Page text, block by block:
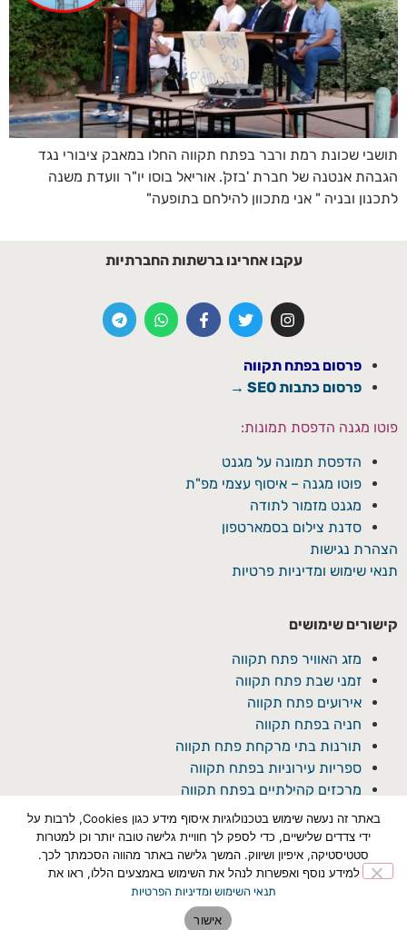
תושבי שכונת רמת ורבר בפתח תקווה החלו במאבק ציבורי נגד
הגבהת אנטנה של חברת 'בזק'. אוריאל בוסו יו"ר וועדת משנה
לתכנון ובניה " אני מתכוון להילחם בתופעה"
עקבו אחרינו ברשתות החברתיות
פרסום בפתח תקווה
פרסום כתבות SEO →
פוטו מגנה הדפסת תמונות:
הדפסת תמונה על מגנט
פוטו מגנה – איסוף עצמי מפ"ת
מגנט מזמור לתודה
סדנת צילום בסמארטפון
הצהרת נגישות
תנאי שימוש ומדיניות פרטיות
קישורים שימושים
מזג האוויר פתח תקווה
זמני שבת פתח תקווה
אירועים פתח תקווה
חניה בפתח תקווה
תורנות בתי מרקחת פתח תקווה
ספריות עירוניות בפתח תקווה
מרכזים קהילתיים בפתח תקווה
באתר זה נעשה שימוש בטכנולוגיות איסוף מידע כגון Cookies, לרבות על
ידי צדדים שלישיים, כדי לספק לך חוויית גלישה טובה יותר וכן למטרות
סטטיסטיקה, איפיון ושיווק. המשך גלישה באתר מהווה הסכמתך לכך.
למידע נוסף ואפשרות לנהל את השימוש באמצעים הללו, ראו את
תנאי השימוש ומדיניות הפרטיות
אישור